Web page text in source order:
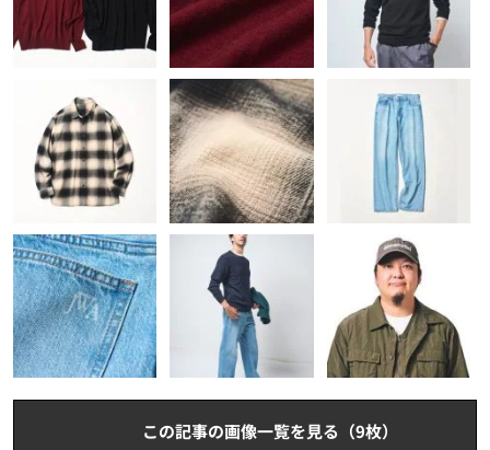
この記事の画像一覧を見る（9枚）